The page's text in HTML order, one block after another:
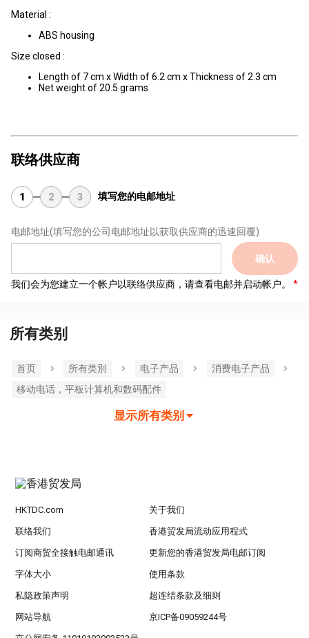
Material :
ABS housing
Size closed :
Length of 7 cm x Width of 6.2 cm x Thickness of 2.3 cm
Net weight of 20.5 grams
联络供应商
1 2 3 填写您的电邮地址
电邮地址(填写您的公司电邮地址以获取供应商的迅速回覆)
确认
我们会为您建立一个帐户以联络供应商，请查看电邮并启动帐户。
所有类别
首页 所有类別 电子产品
消费电子产品
移动电话，平板计算机和数码配件
显示所有类别
HKTDC.com 关于我们
联络我们 香港贸发局流动应用程式
订阅商贸全接触电邮通讯 更新您的香港贸发局电邮订阅
字体大小 使用条款
私隐政策声明 超连结条款及细则
网站导航 京ICP备09059244号